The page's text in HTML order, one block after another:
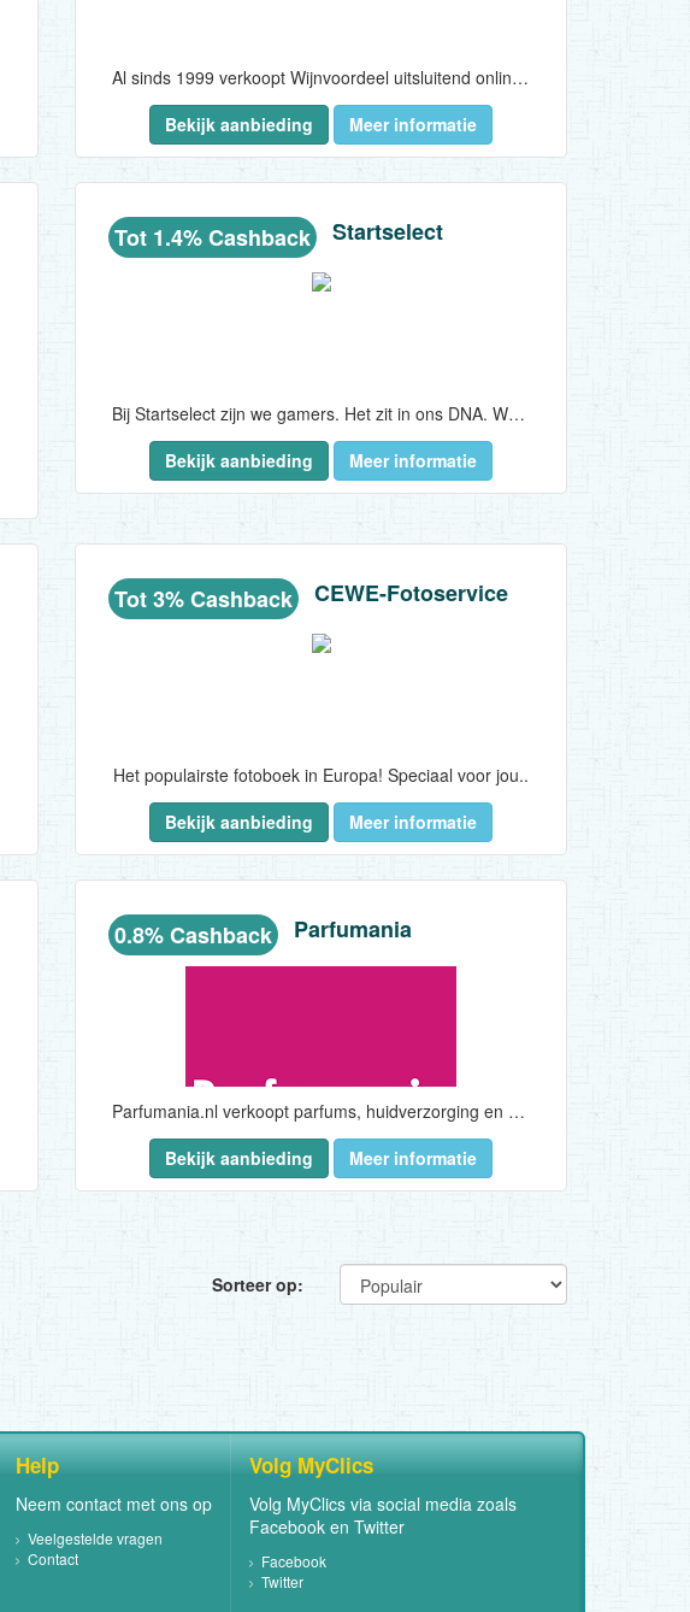
Al sinds 1999 verkoopt Wijnvoordeel uitsluitend online gerenommeerde wijnen voor een spectaculair lage prijs. Al jaren genieten vele wijnliefhebbers van de fantastische wijnselectie. Wijnvoordeel.nl beschikt over een enorm assortiment van 350 wijnen afkomstig uit alle toonaangevende wijngebieden over de hele wereld...
Bekijk aanbieding
Meer informatie
Tot 1.4% Cashback Startselect
Bij Startselect zijn we gamers. Het zit in ons DNA. Wij houden van games, gamers en de gaming cultuur. Maar we houden niet van kapotte CD’s, niet werkende CD-keys of wachten op producten die nooit arriveren...
Bekijk aanbieding
Meer informatie
Tot 3% Cashback CEWE-Fotoservice
Het populairste fotoboek in Europa! Speciaal voor jou..
Bekijk aanbieding
Meer informatie
0.8% Cashback Parfumania
Parfumania.nl verkoopt parfums, huidverzorging en cosmetica van vrijwel alle bekende A-merken. In ons assortiment vind je topmerken zoals Hugo Boss, Dolce & Gabbana, Van Gils, Gucci en Zadig & Voltaire. Daarnaast voeren wij een aantal niche-lijnen waaronder Benamôr, Castelbel, Ortigia en Compagnie de Provence. Met deze producten onderscheiden wij ons van de mainstream parfumerieën. Verder verkopen wij interessante aanvullende artikelen zoals toilettassen, geurstokjes, handdoeken, wekkers en tassen. Voor kinderen hebben we leuke producten van o.a. Paw Patrol, Spiderman en Minnie Mouse. Aantrekkelijk voor de feestdagen of om gewoon cadeau te geven. Parfumania staat al 15 jaar bekend om zijn snelle levering en top klantenservice. En dit alles natuurlijk tegen een aantrekkelijke prijs...
Bekijk aanbieding
Meer informatie
Sorteer op:
Help
Neem contact met ons op
Veelgestelde vragen
Contact
Volg MyClics
Volg MyClics via social media zoals
Facebook en Twitter
Facebook
Twitter